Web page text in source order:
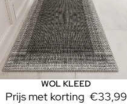
WOL KLEED
Prijs met korting €33,99